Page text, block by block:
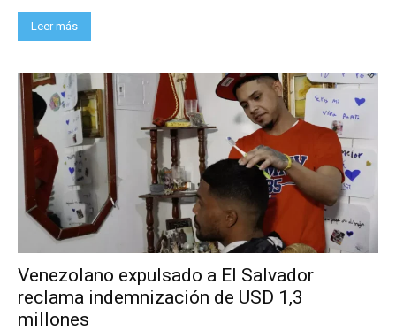
Leer más
Venezolano expulsado a El Salvador
reclama indemnización de USD 1,3
millones